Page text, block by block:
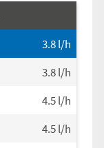
3.8l/h
3.8l/h
4.5l/h
4.5l/h